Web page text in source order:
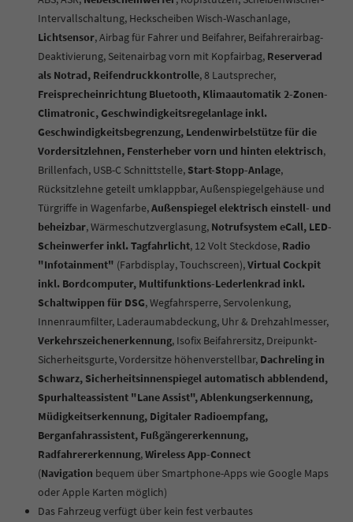
Intervallschaltung, Heckscheiben Wisch-Waschanlage,
Lichtsensor, Airbag für Fahrer und Beifahrer, Beifahrerairbag-
Deaktivierung, Seitenairbag vorn mit Kopfairbag, Reserverad
als Notrad, Reifendruckkontrolle, 8 Lautsprecher,
Freisprecheinrichtung Bluetooth, Klimaautomatik 2-Zonen-
Climatronic, Geschwindigkeitsregelanlage inkl.
Geschwindigkeitsbegrenzung, Lendenwirbelstütze für die
Vordersitzlehnen, Fensterheber vorn und hinten elektrisch,
Brillenfach, USB-C Schnittstelle, Start-Stopp-Anlage,
Rücksitzlehne geteilt umklappbar, Außenspiegelgehäuse und
Türgriffe in Wagenfarbe,Außenspiegel elektrisch einstell- und
beheizbar, Wärmeschutzverglasung, Notrufsystem eCall, LED-
Scheinwerfer inkl. Tagfahrlicht, 12 Volt Steckdose, Radio
"Infotainment" (Farbdisplay, Touchscreen),Virtual Cockpit
inkl. Bordcomputer, Multifunktions-Lederlenkrad inkl.
Schaltwippen für DSG, Wegfahrsperre, Servolenkung,
Innenraumfilter, Laderaumabdeckung, Uhr & Drehzahlmesser,
Verkehrszeichenerkennung, Isofix Beifahrersitz, Dreipunkt-
Sicherheitsgurte, Vordersitze höhenverstellbar, Dachreling in
Schwarz, Sicherheitsinnenspiegel automatisch abblendend,
Spurhalteassistent "Lane Assist", Ablenkungserkennung,
Müdigkeitserkennung, Digitaler Radioempfang,
Berganfahrassistent, Fußgängererkennung,
Radfahrererkennung,Wireless App-Connect
(Navigation bequem über Smartphone-Apps wie Google Maps
oder Apple Karten möglich)
Das Fahrzeug verfügt über kein fest verbautes